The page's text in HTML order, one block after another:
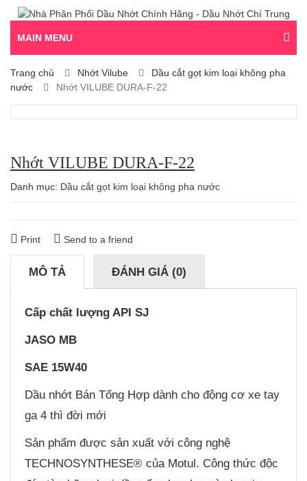
MAIN MENU
Trang chủ Nhớt Vilube
Dầu cắt gọt kim loại không pha
nước
Nhớt VILUBE DURA-F-22
Nhớt VILUBE DURA-F-22
Danh mục: Dầu cắt gọt kim loại không pha nước
Print Send to a friend
MÔ TẢ ĐÁNH GIÁ (0)
Cấp chất lượng API SJ
JASO MB
SAE 15W40
Dầu nhớt Bán Tổng Hợp dành cho động cơ xe tay
ga 4 thì đời mới
Sản phẩm được sản xuất với công nghệ
TECHNOSYNTHESE® của Motul. Công thức độc